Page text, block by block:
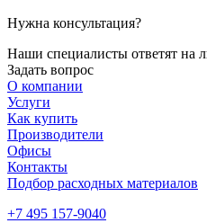
Нужна консультация?
Наши специалисты ответят на
Задать вопрос
О компании
Услуги
Как купить
Производители
Офисы
Контакты
Подбор расходных материалов
+7 495 157-9040